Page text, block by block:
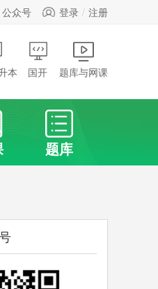
公众号 登录 注册
本 国开 题库与网课
题库